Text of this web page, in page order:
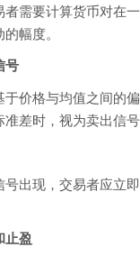
者需要计算货币对在
幅度。
号
于价格与均值之间的
差时，视为卖出信号
号出现，交易者应立
止盈